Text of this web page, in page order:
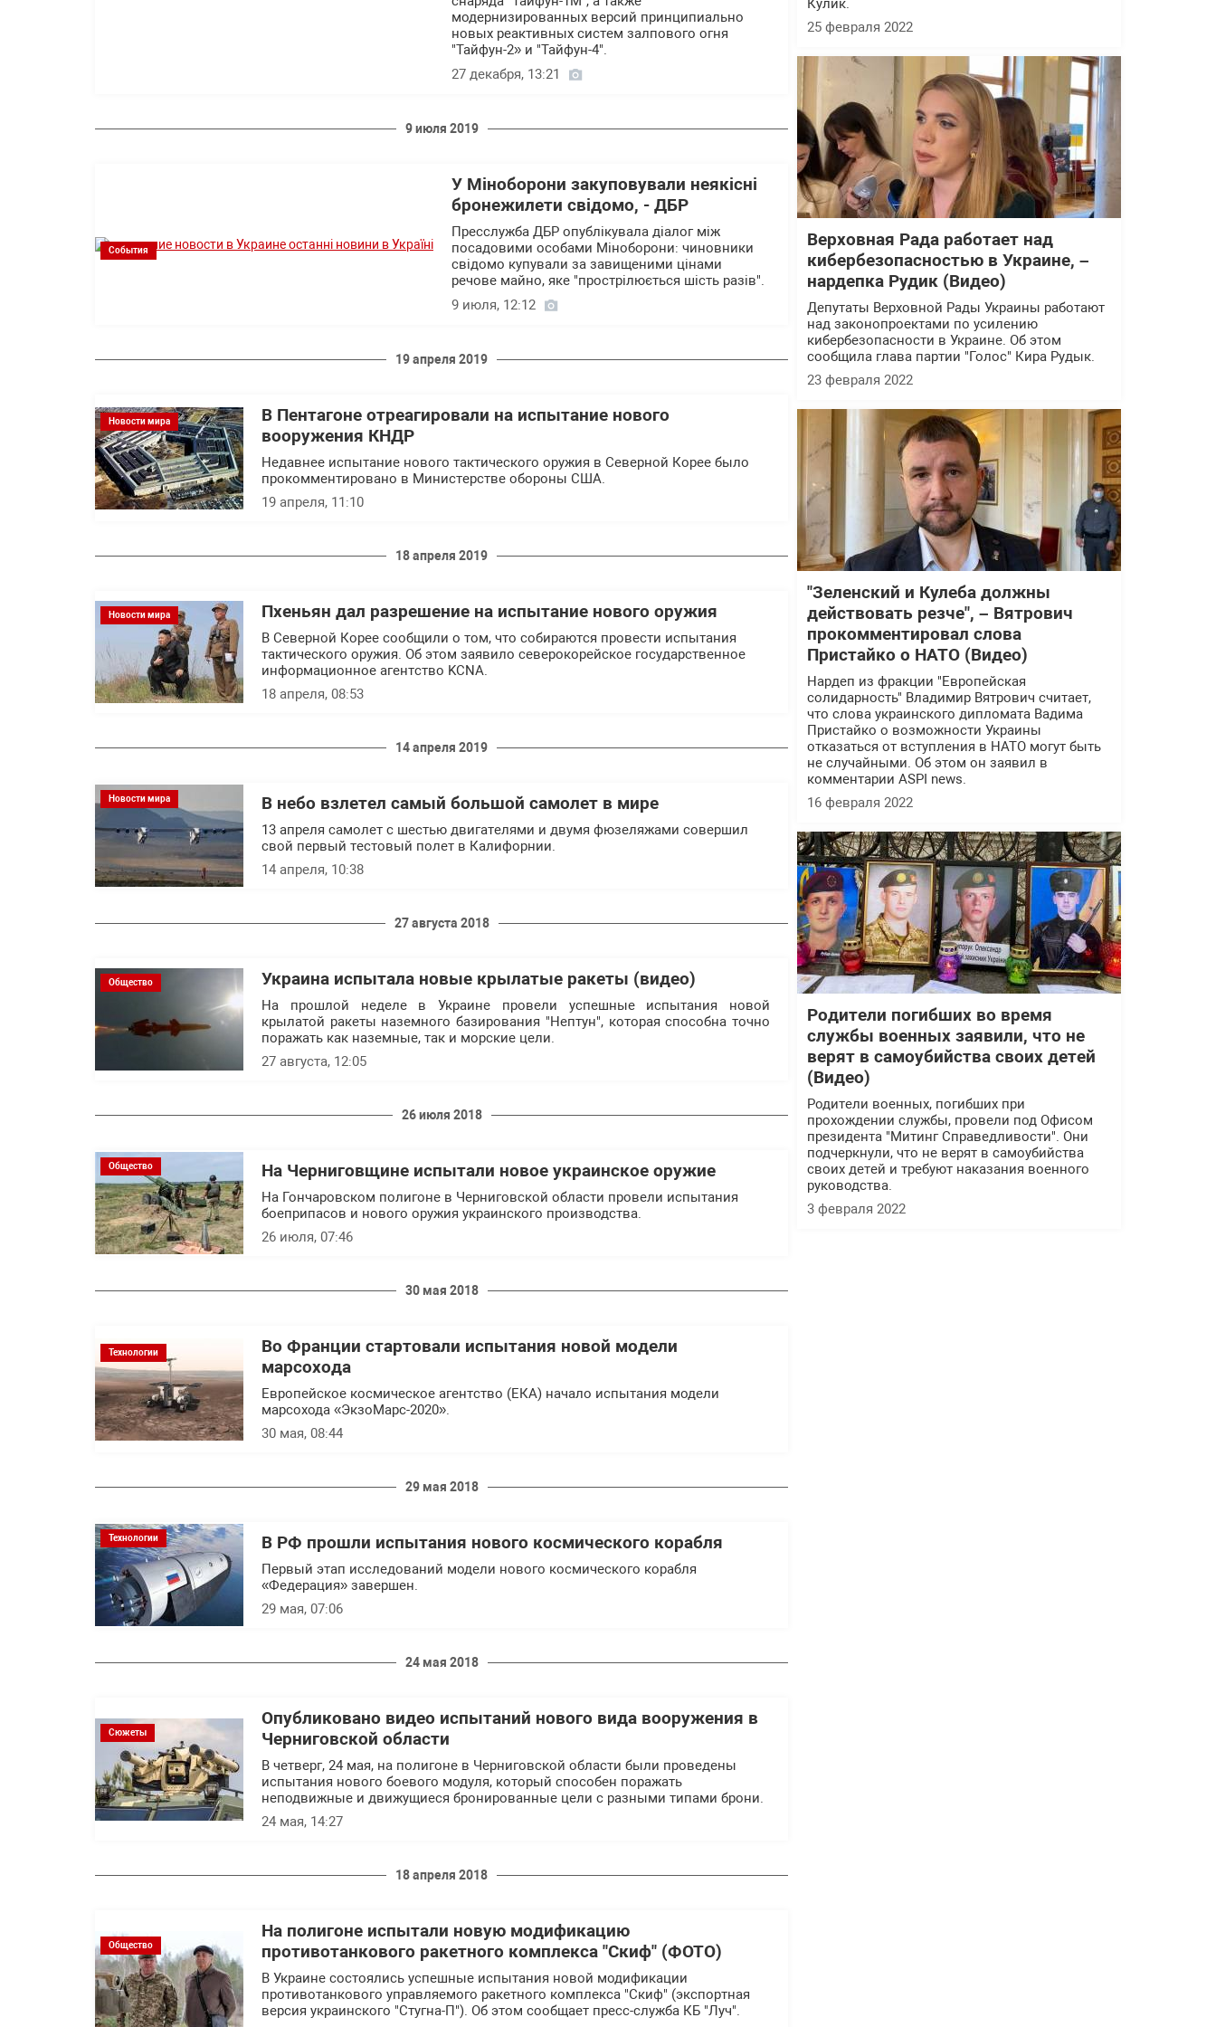
модернизированных версий принципиально
новых реактивных систем залпового огня
"Тайфун-2» и "Тайфун-4".
27 декабря, 13:21
9 июля 2019
События
У Міноборони закуповували неякісні
бронежилети свідомо, - ДБР
Пресслужба ДБР опублікувала діалог між
посадовими особами Міноборони: чиновники
свідомо купували за завищеними цінами
речове майно, яке "прострілюється шість разів".
9 июля, 12:12
19 апреля 2019
Новости мира
В Пентагоне отреагировали на испытание нового
вооружения КНДР
Недавнее испытание нового тактического оружия в Северной Корее было
прокомментировано в Министерстве обороны США.
19 апреля, 11:10
18 апреля 2019
Новости мира Пхеньян дал разрешение на испытание нового оружия
В Северной Корее сообщили о том, что собираются провести испытания
тактического оружия. Об этом заявило северокорейское государственное
информационное агентство KCNA.
18 апреля, 08:53
14 апреля 2019
Новости мира В небо взлетел самый большой самолет в мире
13 апреля самолет с шестью двигателями и двумя фюзеляжами совершил
свой первый тестовый полет в Калифорнии.
14 апреля, 10:38
27 августа 2018
Общество Украина испытала новые крылатые ракеты (видео)
На прошлой неделе в Украине провели успешные испытания новой
крылатой ракеты наземного базирования "Нептун", которая способна точно
поражать как наземные, так и морские цели.
27 августа, 12:05
26 июля 2018
Общество На Черниговщине испытали новое украинское оружие
На Гончаровском полигоне в Черниговской области провели испытания
боеприпасов и нового оружия украинского производства.
26 июля, 07:46
30 мая 2018
Технологии
Во Франции стартовали испытания новой модели
марсохода
Европейское космическое агентство (ЕКА) начало испытания модели
марсохода «ЭкзоМарс-2020».
30 мая, 08:44
29 мая 2018
Технологии В РФ прошли испытания нового космического корабля
Первый этап исследований модели нового космического корабля
«Федерация» завершен.
29 мая, 07:06
24 мая 2018
Сюжеты
Опубликовано видео испытаний нового вида вооружения в
Черниговской области
В четверг, 24 мая, на полигоне в Черниговской области были проведены
испытания нового боевого модуля, который способен поражать
неподвижные и движущиеся бронированные цели с разными типами брони.
24 мая, 14:27
18 апреля 2018
Общество
На полигоне испытали новую модификацию
противотанкового ракетного комплекса "Скиф" (ФОТО)
В Украине состоялись успешные испытания новой модификации
противотанкового управляемого ракетного комплекса "Скиф" (экспортная
версия украинского "Стугна-П"). Об этом сообщает пресс-служба КБ "Луч".
Кулик.
25 февраля 2022
Верховная Рада работает над
кибербезопасностью в Украине, –
нардепка Рудик (Видео)
Депутаты Верховной Рады Украины работают
над законопроектами по усилению
кибербезопасности в Украине. Об этом
сообщила глава партии "Голос" Кира Рудык.
23 февраля 2022
"Зеленский и Кулеба должны
действовать резче", – Вятрович
прокомментировал слова
Пристайко о НАТО (Видео)
Нардеп из фракции "Европейская
солидарность" Владимир Вятрович считает,
что слова украинского дипломата Вадима
Пристайко о возможности Украины
отказаться от вступления в НАТО могут быть
не случайными. Об этом он заявил в
комментарии ASPI news.
16 февраля 2022
Родители погибших во время
службы военных заявили, что не
верят в самоубийства своих детей
(Видео)
Родители военных, погибших при
прохождении службы, провели под Офисом
президента "Митинг Справедливости". Они
подчеркнули, что не верят в самоубийства
своих детей и требуют наказания военного
руководства.
3 февраля 2022